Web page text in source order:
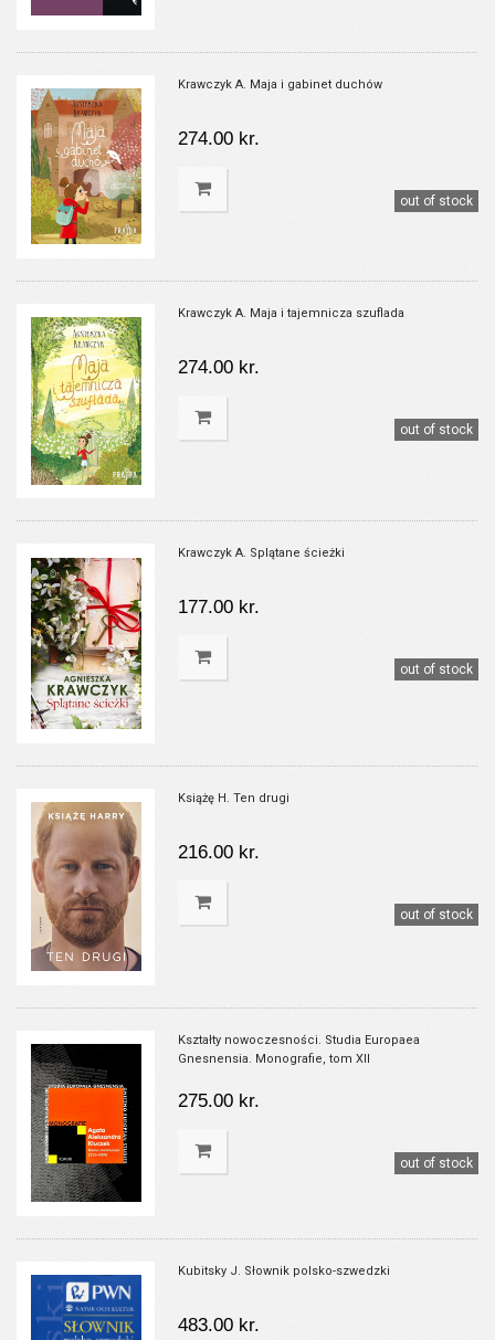
Krawczyk A. Maja i gabinet duchów
274.00 kr.
out of stock
Krawczyk A. Maja i tajemnicza szuflada
274.00 kr.
out of stock
Krawczyk A. Splątane ścieżki
177.00 kr.
out of stock
Książę H. Ten drugi
216.00 kr.
out of stock
Kształty nowoczesności. Studia Europaea
Gnesnensia. Monografie, tom XII
275.00 kr.
out of stock
Kubitsky J. Słownik polsko-szwedzki
483.00 kr.